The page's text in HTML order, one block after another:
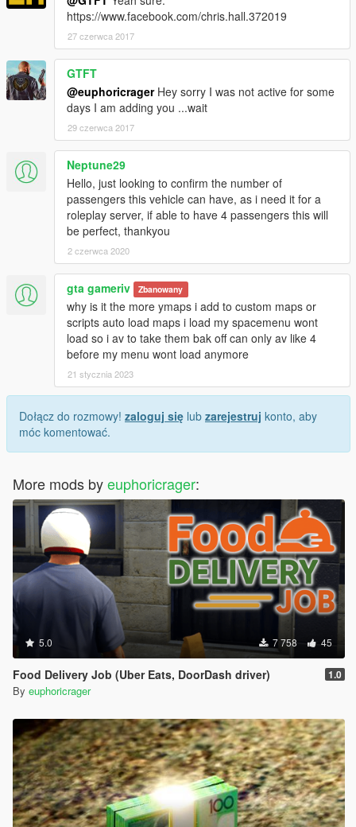
https://www.facebook.com/chris.hall.372019
27 czerwca 2017
GTFT
@euphoricragerHey sorry I was not active for some
days I am adding you ...wait
29 czerwca 2017
Neptune29
Hello, just looking to confirm the number of
passengers this vehicle can have, as i need it for a
roleplay server, if able to have 4 passengers this will
be perfect, thankyou
2 czerwca 2020
gta gameriv Zbanowany
why is it the more ymaps i add to custom maps or
scripts auto load maps i load my spacemenu wont
load so i av to take them bak off can only av like 4
before my menu wont load anymore
21 stycznia 2023
Dołącz do rozmowy! zaloguj się lub zarejestruj konto, aby
móc komentować.
More mods byeuphoricrager:
5.0 7 758 45
Food Delivery Job (Uber Eats, DoorDash driver) 1.0
By euphoricrager